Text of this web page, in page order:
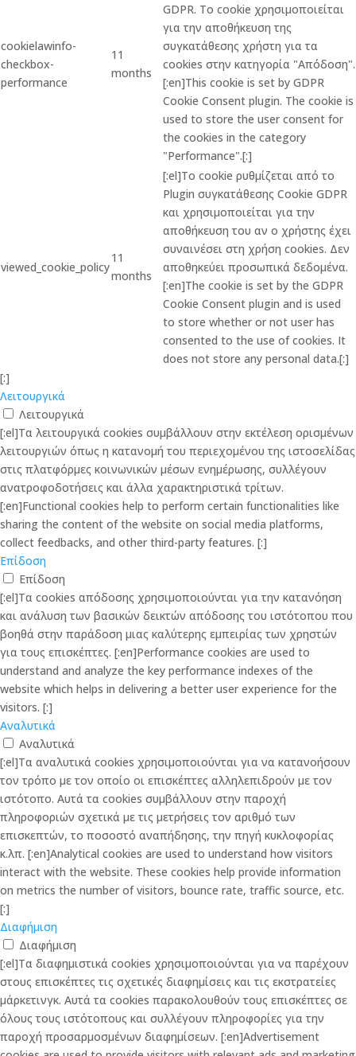
cookielawinfo-
checkbox-
performance
11
months
GDPR. Το cookie χρησιμοποιείται
για την αποθήκευση της
συγκατάθεσης χρήστη για τα
cookies στην κατηγορία "Απόδοση".
[:en]This cookie is set by GDPR
Cookie Consent plugin. The cookie is
used to store the user consent for
the cookies in the category
"Performance".[:]
viewed_cookie_policy
11
months
[:el]Το cookie ρυθμίζεται από το
Plugin συγκατάθεσης Cookie GDPR
και χρησιμοποιείται για την
αποθήκευση του αν ο χρήστης έχει
συναινέσει στη χρήση cookies. Δεν
αποθηκεύει προσωπικά δεδομένα.
[:en]The cookie is set by the GDPR
Cookie Consent plugin and is used
to store whether or not user has
consented to the use of cookies. It
does not store any personal data.[:]
[:]
Λειτουργικά
Λειτουργικά
[:el]Τα λειτουργικά cookies συμβάλλουν στην εκτέλεση ορισμένων
λειτουργιών όπως η κατανομή του περιεχομένου της ιστοσελίδας
στις πλατφόρμες κοινωνικών μέσων ενημέρωσης, συλλέγουν
ανατροφοδοτήσεις και άλλα χαρακτηριστικά τρίτων.
[:en]Functional cookies help to perform certain functionalities like
sharing the content of the website on social media platforms,
collect feedbacks, and other third-party features. [:]
Επίδοση
Επίδοση
[:el]Τα cookies απόδοσης χρησιμοποιούνται για την κατανόηση
και ανάλυση των βασικών δεικτών απόδοσης του ιστότοπου που
βοηθά στην παράδοση μιας καλύτερης εμπειρίας των χρηστών
για τους επισκέπτες. [:en]Performance cookies are used to
understand and analyze the key performance indexes of the
website which helps in delivering a better user experience for the
visitors. [:]
Αναλυτικά
Αναλυτικά
[:el]Τα αναλυτικά cookies χρησιμοποιούνται για να κατανοήσουν
τον τρόπο με τον οποίο οι επισκέπτες αλληλεπιδρούν με τον
ιστότοπο. Αυτά τα cookies συμβάλλουν στην παροχή
πληροφοριών σχετικά με τις μετρήσεις τον αριθμό των
επισκεπτών, το ποσοστό αναπήδησης, την πηγή κυκλοφορίας
κ.λπ. [:en]Analytical cookies are used to understand how visitors
interact with the website. These cookies help provide information
on metrics the number of visitors, bounce rate, traffic source, etc.
[:]
Διαφήμιση
Διαφήμιση
[:el]Τα διαφημιστικά cookies χρησιμοποιούνται για να παρέχουν
στους επισκέπτες τις σχετικές διαφημίσεις και τις εκστρατείες
μάρκετινγκ. Αυτά τα cookies παρακολουθούν τους επισκέπτες σε
όλους τους ιστότοπους και συλλέγουν πληροφορίες για την
παροχή προσαρμοσμένων διαφημίσεων. [:en]Advertisement